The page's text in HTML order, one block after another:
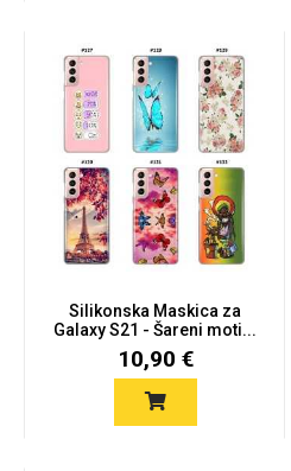
Silikonska Maskica za
Galaxy S21 - Šareni moti...
10,90 €
Dječji motivi